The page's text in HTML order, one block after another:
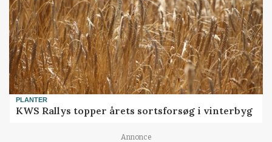
PLANTER
KWS Rallys topper årets sortsforsøg i vinterbyg
Annonce